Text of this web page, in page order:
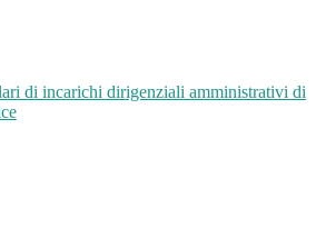
di incarichi dirigenziali amministrativi di